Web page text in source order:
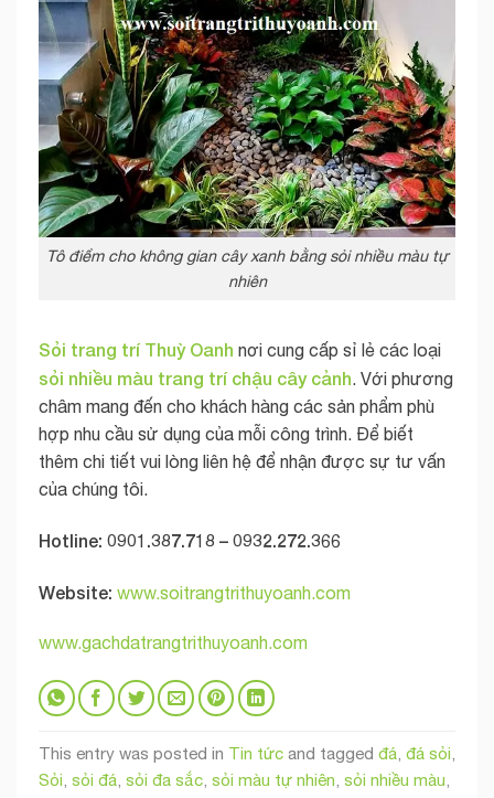
Tô điểm cho không gian cây xanh bằng sỏi nhiều màu tự
nhiên
Sỏi trang trí Thuỳ Oanh nơi cung cấp sỉ lẻ các loại
sỏi nhiều màu trang trí chậu cây cảnh. Với phương
châm mang đến cho khách hàng các sản phẩm phù
hợp nhu cầu sử dụng của mỗi công trình. Để biết
thêm chi tiết vui lòng liên hệ để nhận được sự tư vấn
của chúng tôi.
Hotline: 0901.387.718 – 0932.272.366
Website: www.soitrangtrithuyoanh.com
www.gachdatrangtrithuyoanh.com
This entry was posted in Tin tức and tagged đá đá sỏi
Sỏi sỏi đá sỏi đa sắc sỏi màu tự nhiên sỏi nhiều màu